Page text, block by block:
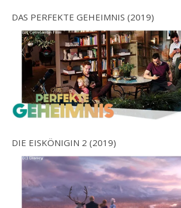
DAS PERFEKTE GEHEIMNIS (2019)
DIE EISKÖNIGIN 2 (2019)